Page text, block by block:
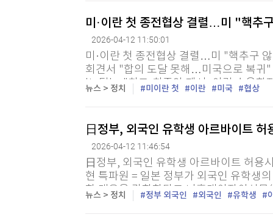
[할인50%] 한·미 투자 올인원 클래스
해외증시
미·이란 첫 종전협상 결렬…미 "핵추
2026-04-12 11:50:01
미·이란 첫 종전협상 결렬…미 "핵추구
회견서 "합의 도달 못해…미국으로 복귀
'노딜'…"최고·최종안 제시, 이란 수용할
시 마주 앉아도 '2주 휴전' 내 타결 불분명
뉴스 > 정치 미이란 첫 이란 미국 협상
日정부, 외국인 유학생 아르바이트 허
2026-04-12 11:46:54
日정부, 외국인 유학생 아르바이트 허용
현 특파원 = 일본 정부가 외국인 유학생
한 대응을 강화한다고 니혼게이자이신
리청은 외국인 유학생들이 다니는 일본
뉴스 > 정치 정부 외국인 외국인 유학생